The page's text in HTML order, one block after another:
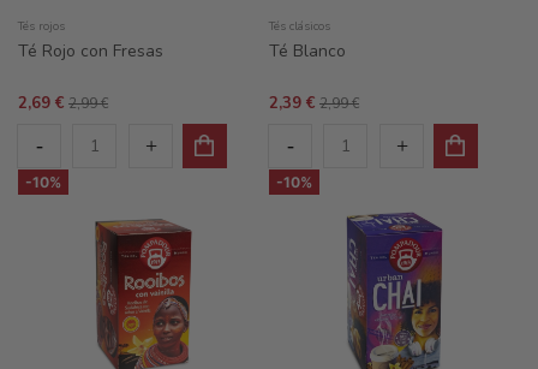
Tés rojos
Té Rojo con Fresas
2,69 € 2,99 €
Tés clásicos
Té Blanco
2,39 € 2,99 €
-10% -10%